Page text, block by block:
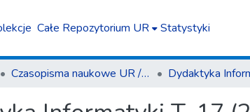
Całe Repozytorium UR Statystyki
Czasopisma naukowe UR / Scientific Journals Dydaktyka